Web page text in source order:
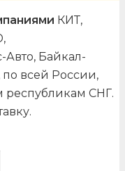
КИТ,
Байкал-
всей России,
республикам СНГ.